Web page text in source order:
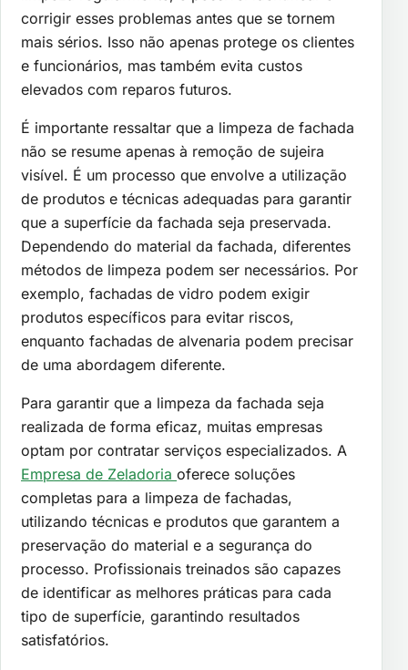
corrigir esses problemas antes que se tornem
mais sérios. Isso não apenas protege os clientes
e funcionários, mas também evita custos
elevados com reparos futuros.
É importante ressaltar que a limpeza de fachada
não se resume apenas à remoção de sujeira
visível. É um processo que envolve a utilização
de produtos e técnicas adequadas para garantir
que a superfície da fachada seja preservada.
Dependendo do material da fachada, diferentes
métodos de limpeza podem ser necessários. Por
exemplo, fachadas de vidro podem exigir
produtos específicos para evitar riscos,
enquanto fachadas de alvenaria podem precisar
de uma abordagem diferente.
Para garantir que a limpeza da fachada seja
realizada de forma eficaz, muitas empresas
optam por contratar serviços especializados. A
Empresa de Zeladoria oferece soluções
completas para a limpeza de fachadas,
utilizando técnicas e produtos que garantem a
preservação do material e a segurança do
processo. Profissionais treinados são capazes
de identificar as melhores práticas para cada
tipo de superfície, garantindo resultados
satisfatórios.